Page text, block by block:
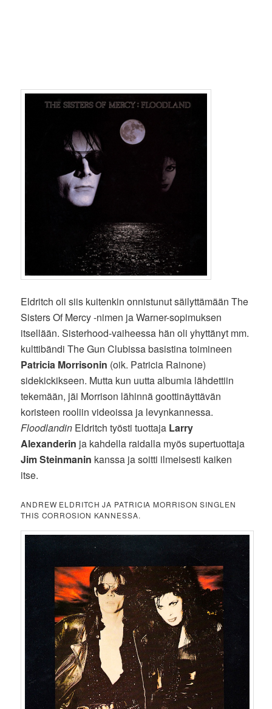
Eldritch oli siis kuitenkin onnistunut säilyttämään The
Sisters Of Mercy -nimen ja Warner-sopimuksen
itsellään. Sisterhood-vaiheessa hän oli yhyttänyt mm.
kulttibändi The Gun Clubissa basistina toimineen
Patricia Morrisonin (oik. Patricia Rainone)
sidekickikseen. Mutta kun uutta albumia lähdettiin
tekemään, jäi Morrison lähinnä goottinäyttävän
koristeen rooliin videoissa ja levynkannessa.
Floodlandin Eldritch työsti tuottaja Larry
Alexanderin ja kahdella raidalla myös supertuottaja
Jim Steinmanin kanssa ja soitti ilmeisesti kaiken
itse.
ANDREW ELDRITCH JA PATRICIA MORRISON SINGLEN
THIS CORROSION KANNESSA.